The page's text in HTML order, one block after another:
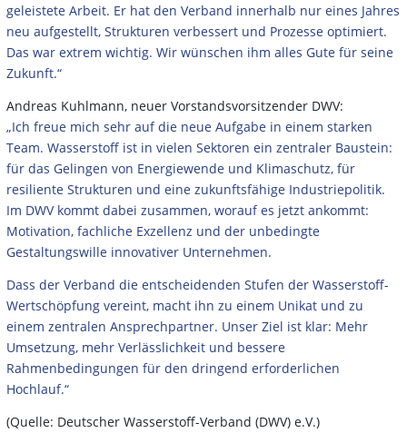
geleistete Arbeit. Er hat den Verband innerhalb nur eines Jahres
neu aufgestellt, Strukturen verbessert und Prozesse optimiert.
Das war extrem wichtig. Wir wünschen ihm alles Gute für seine
Zukunft.“
Andreas Kuhlmann, neuer Vorstandsvorsitzender DWV:
„Ich freue mich sehr auf die neue Aufgabe in einem starken
Team. Wasserstoff ist in vielen Sektoren ein zentraler Baustein:
für das Gelingen von Energiewende und Klimaschutz, für
resiliente Strukturen und eine zukunftsfähige Industriepolitik.
Im DWV kommt dabei zusammen, worauf es jetzt ankommt:
Motivation, fachliche Exzellenz und der unbedingte
Gestaltungswille innovativer Unternehmen.
Dass der Verband die entscheidenden Stufen der Wasserstoff-
Wertschöpfung vereint, macht ihn zu einem Unikat und zu
einem zentralen Ansprechpartner. Unser Ziel ist klar: Mehr
Umsetzung, mehr Verlässlichkeit und bessere
Rahmenbedingungen für den dringend erforderlichen
Hochlauf.“
(Quelle: Deutscher Wasserstoff-Verband (DWV) e.V.)